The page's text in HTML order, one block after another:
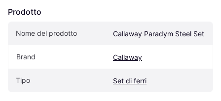
Prodotto
Nome del prodotto Callaway Paradym Steel Set
Brand Callaway
Tipo Set di ferri